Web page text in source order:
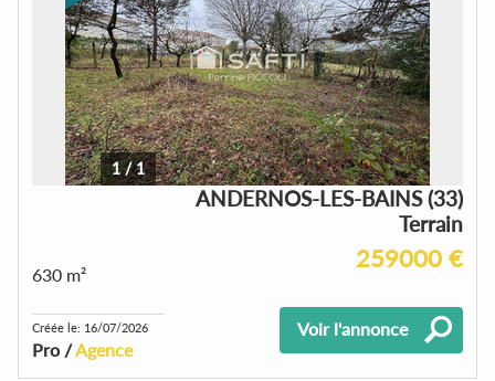
1/1
ANDERNOS-LES-BAINS (33)
Terrain
259000 €
630 m²
Créée le: 16/07/2026
Pro /Agence
Voir l'annonce